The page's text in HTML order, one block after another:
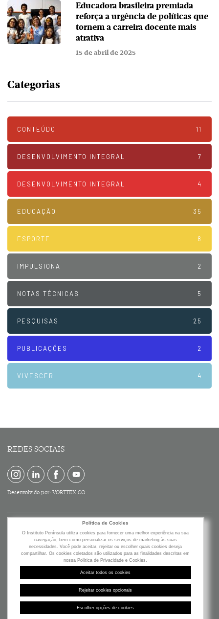
Política de Cookies
O Instituto Península utiliza cookies para fornecer uma melhor experiência na sua
navegação, bem como personalizar os serviços de marketing às suas
necessidades. Você pode aceitar, rejeitar ou escolher quais cookies deseja
compartilhar. Os cookies coletados são utilizados para as finalidades descritas em
nossa Política de Privacidade e Cookies.
Aceitar todos os cookies
Rejeitar cookies opcionais
Escolher opções de cookies
Educadora brasileira premiada
reforça a urgência de políticas que
tornem a carreira docente mais
atrativa
15 de abril de 2025
Categorias
CONTEÚDO 11
DESENVOLVIMENTO INTEGRAL 7
DESENVOLVIMENTO INTEGRAL 4
EDUCAÇÃO 35
ESPORTE 8
IMPULSIONA 2
NOTAS TÉCNICAS 5
PESQUISAS 25
PUBLICAÇÕES 2
VIVESCER 4
Av. Brigadeiro Faria Lima, 2277
19º Andar - Jardim Paulistano
CEP: 01452-000
©2019 Instituto Península
REDES SOCIAIS
Desenvolvido por: VORTTEX CO